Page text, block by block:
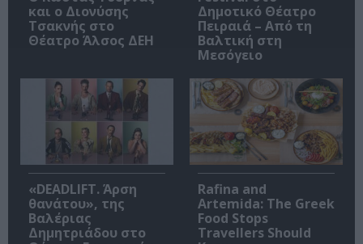
και ο Διονύσης
Τσακνής στο
Θέατρο Άλσος ΔΕΗ
Δημοτικό Θέατρο
Πειραιά – Από τη
Βαλτική στη
Μεσόγειο
«DEADLIFT. Άρση
θανάτου», της
Βαλέριας
Δημητριάδου στο
Rafina and
Artemida: The Greek
Food Stops
Travellers Should